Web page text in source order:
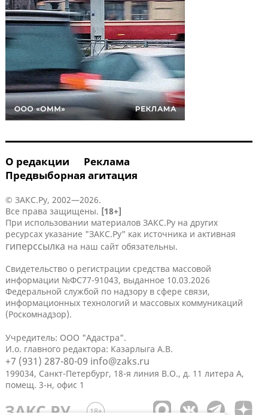
О редакции
Реклама
Предвыборная агитация
© ЗАКС.Ру, 2002—2026.
Все права защищены. [18+]
При использовании материалов ЗАКС.Ру на других
ресурсах указание "ЗАКС.Ру" как источника и активная
гиперссылка на наш сайт обязательны.
Свидетельство о регистрации средства массовой
информации №ФС77-91043, выданное 10.03.2026
Федеральной службой по надзору в сфере связи,
информационных технологий и массовых коммуникаций
(Роскомнадзор).
Учредитель: ООО "Адастра".
И.о. главного редактора: Казарлыга А.В.
+7 (931) 287-80-09 info@zaks.ru
199034, Санкт-Петербург, 18-я линия В.О., д. 11 литера А,
помещ. 3-н, офис 1